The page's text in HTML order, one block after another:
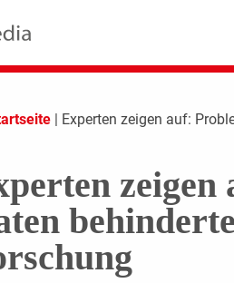
| Experten zeigen auf: